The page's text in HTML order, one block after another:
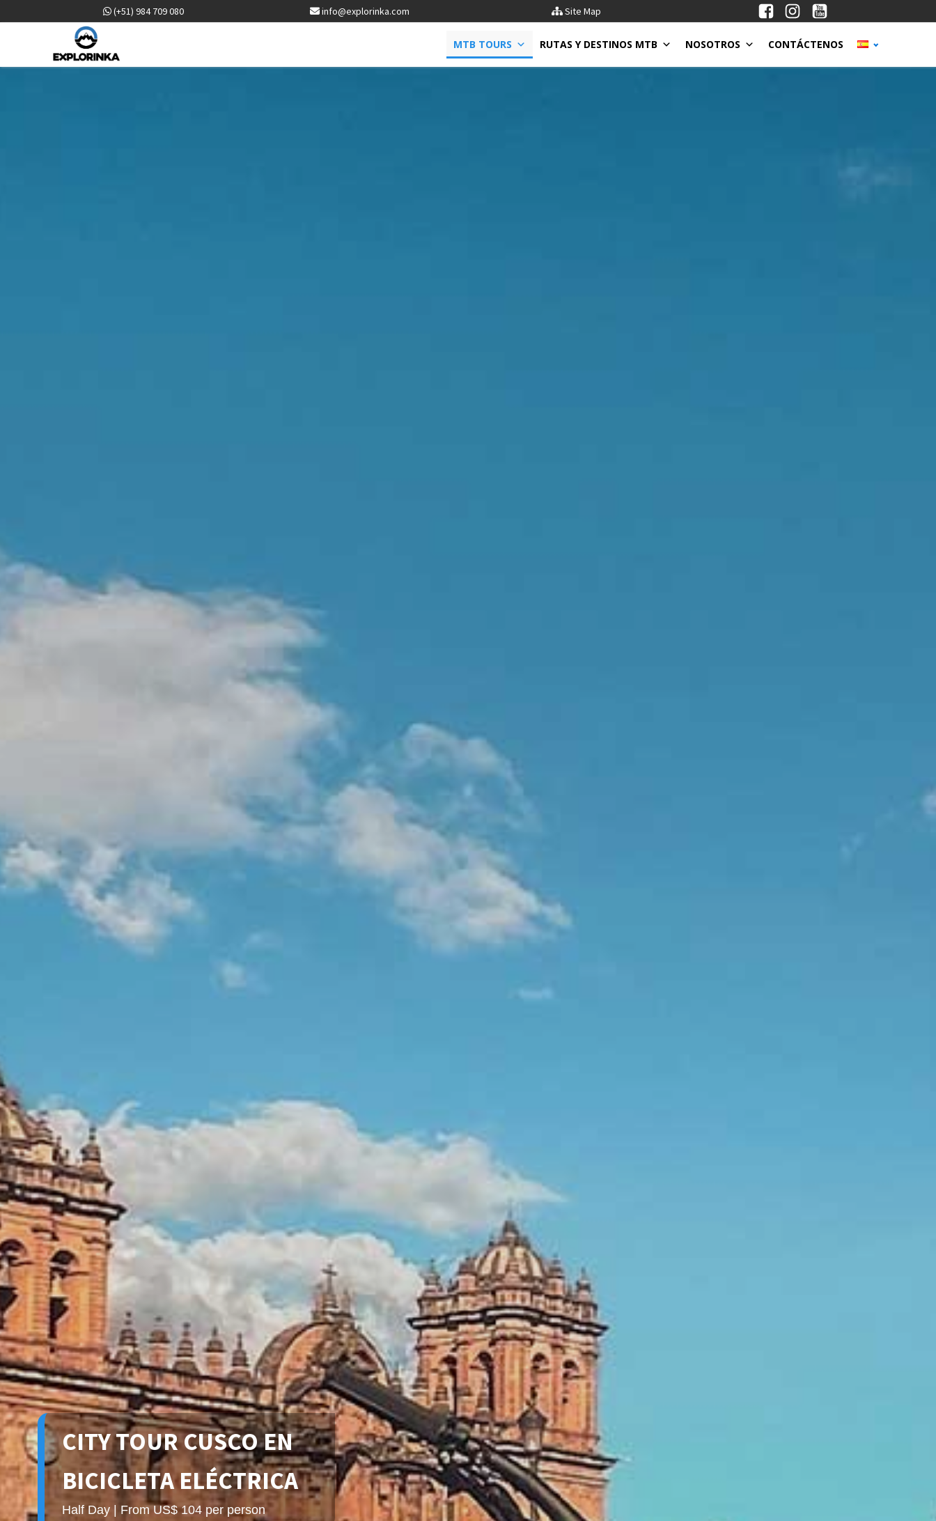
(+51) 984 709 080 info@explorinka.com Site Map
MTB TOURS RUTAS Y DESTINOS MTB NOSOTROS CONTÁCTENOS
CITY TOUR CUSCO EN
BICICLETA ELÉCTRICA
Half Day | From US$ 104 per person